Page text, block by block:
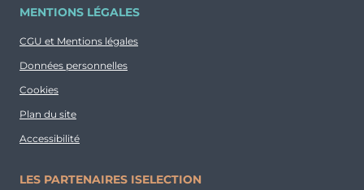
MENTIONS LÉGALES
CGU et Mentions légales
Données personnelles
Cookies
Plan du site
Accessibilité
LES PARTENAIRES ISELECTION